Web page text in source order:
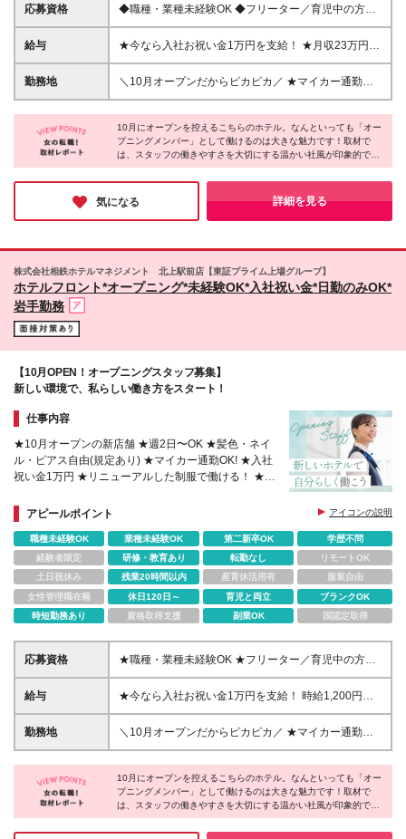
応募資格
◆職種・業種未経験OK ◆フリーター／育児中の方／
アルバイト経験が無い方もOK ◆学歴不問（法令によ
り18歳以上の方） ◎PCの操作が発生します。基本的
＼こんな方にピッタリ！／ ◎夜の時間を有効活用し
て効率よく稼ぎたい方 ◎オープニングの職場でイチ
る方
給与
★今なら入社お祝い金1万円を支給！ ★月収23万円以
上も可能 時給1,200円以上(食事手当含む) └22時～翌
5時までは深夜割増あり ※試用期間1ヶ月あり（最大
経過後に支給します（規定あり)
勤務地
＼10月オープンだからピカピカ／ ★マイカー通勤
OK！ ★岩手県北上市「北上駅」から徒歩約2分 【相
鉄フレッサイン 岩手北上駅前店】 岩手県北上市大通
り1-1-18 ※(変更の範囲)勤務地に変更なし
10月にオープンを控えるこちらのホテル。なんといっても「オー
プニングメンバー」として働けるのは大きな魅力です！取材で
は、スタッフの働きやすさを大切にする温かい社風が印象的でし
た。「週2日からOK」「勤務時間の固定OK」など、プライベー
トも大切にしたい方にぴったりの勤務スタイルもポイント。素敵
なお店を創り上げていく楽しさを味わいに、ぜひ応募してみては
いかがでしょうか？
気になる 詳細を見る
株式会社相鉄ホテルマネジメント 北上駅前店【東証プライム上場グループ】
ホテルフロント*オープニング*未経験OK*入社祝い金*日勤のみOK*
岩手勤務
【10月OPEN！オープニングスタッフ募集】
新しい環境で、私らしい働き方をスタート！
仕事内容
★10月オープンの新店舗 ★週2日〜OK ★髪色・ネイ
ル・ピアス自由(規定あり) ★マイカー通勤OK! ★入社
祝い金1万円 ★リニューアルした制服で働ける！ ★勤
アピールポイント
アイコンの説明
職種未経験OK 業種未経験OK 第二新卒OK
学歴不問
経験者限定
研修・教育あり 転勤なし
リモートOK
土日祝休み
残業20時間以内 産育休活用有
服装自由
女性管理職在籍
休日120日～ 育児と両立
ブランクOK
時短勤務あり
資格取得支援 副業OK 国認定取得
応募資格
★職種・業種未経験OK ★フリーター／育児中の方／
アルバイト経験が無い方もOK ★学歴不問（法令によ
り18歳以上の方） ◎PCの操作が発生します。基本的
＼こんな方にピッタリ！／ ◎オープニングの職場で
イチからお店づくりに参加したい ◎人とコミュニケ
で働きたい ◎プライベートと両立しながら働きたい
給与
★今なら入社お祝い金1万円を支給！ 時給1,200円以
上(食事手当含む) └22時～翌5時までは深夜割増あり
※試用期間1ヶ月あり（最大119日まで延長する可能性
あり)
勤務地
＼10月オープンだからピカピカ／ ★マイカー通勤
OK！ ★岩手県北上市「北上駅」から徒歩約2分 【相
鉄フレッサイン 北上駅前店】 岩手県北上市大通り1-
1-18 ※(変更の範囲)勤務地に変更なし
10月にオープンを控えるこちらのホテル。なんといっても「オー
プニングメンバー」として働けるのは大きな魅力です！取材で
は、スタッフの働きやすさを大切にする温かい社風が印象的でし
た。「週2日からOK」「勤務時間の固定OK」など、プライベー
トも大切にしたい方にぴったりの勤務スタイルもポイント。素敵